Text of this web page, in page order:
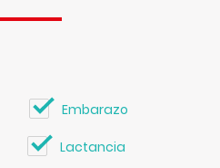
Embarazo
Lactancia